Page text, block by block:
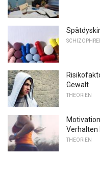
Gewalt
THEORIEN
Verhalten
THEORIEN